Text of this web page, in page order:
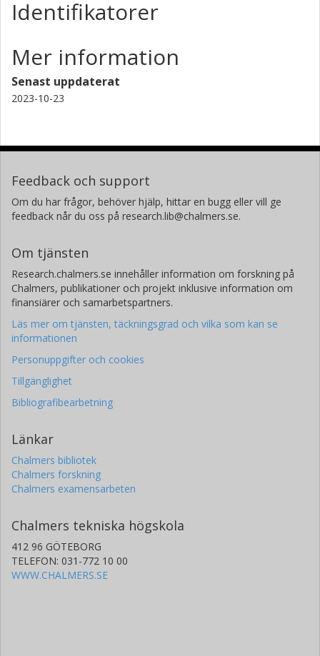
Identifikatorer
Mer information
Senast uppdaterat
2023-10-23
Feedback och support
Om du har frågor, behöver hjälp, hittar en bugg eller vill ge
feedback når du oss på research.lib@chalmers.se.
Om tjänsten
Research.chalmers.se innehåller information om forskning på
Chalmers, publikationer och projekt inklusive information om
finansiärer och samarbetspartners.
Läs mer om tjänsten, täckningsgrad och vilka som kan se
informationen
Personuppgifter och cookies
Tillgänglighet
Bibliografibearbetning
Länkar
Chalmers bibliotek
Chalmers forskning
Chalmers examensarbeten
Chalmers tekniska högskola
412 96 GÖTEBORG
TELEFON: 031-772 10 00
WWW.CHALMERS.SE